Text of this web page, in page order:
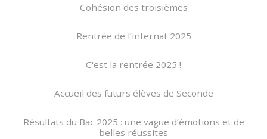
Cohésion des troisièmes
Rentrée de l’internat 2025
C'est la rentrée 2025 !
Accueil des futurs élèves de Seconde
Résultats du Bac 2025 : une vague d’émotions et de
belles réussites